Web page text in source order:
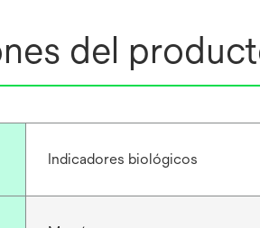
del
Indicadores biológicos